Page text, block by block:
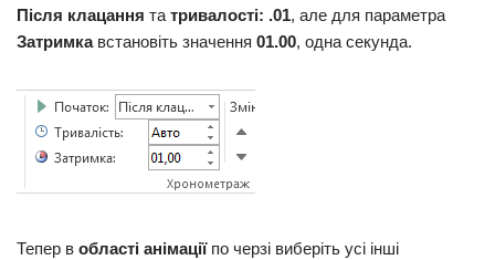
Після клацання та тривалості: .01, але для параметра
Затримкавстановіть значення 01.00, одна секунда.
Тепер в області анімаціїпо черзі виберіть усі інші